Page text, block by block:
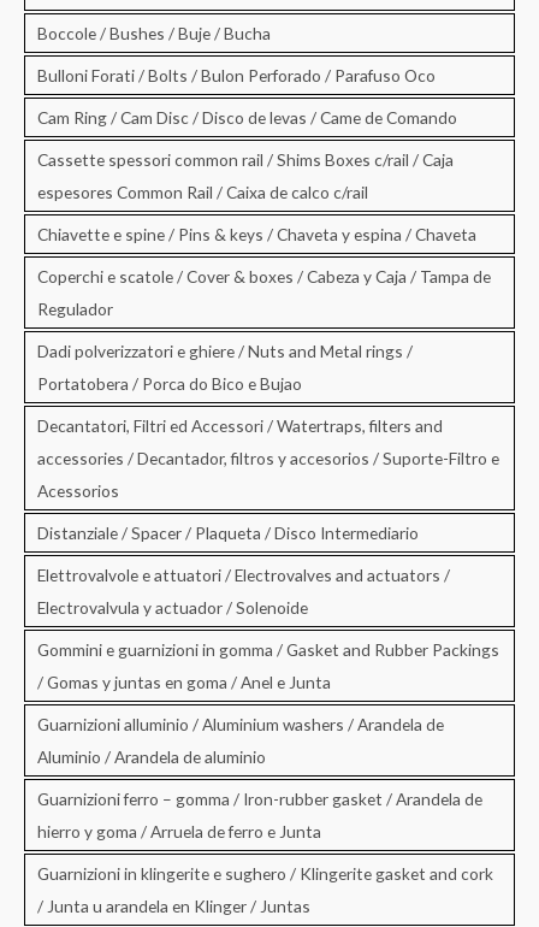
Boccole / Bushes / Buje / Bucha
Bulloni Forati / Bolts / Bulon Perforado / Parafuso Oco
Cam Ring / Cam Disc / Disco de levas / Came de Comando
Cassette spessori common rail / Shims Boxes c/rail / Caja
espesores Common Rail / Caixa de calco c/rail
Chiavette e spine / Pins & keys / Chaveta y espina / Chaveta
Coperchi e scatole / Cover & boxes / Cabeza y Caja / Tampa de
Regulador
Dadi polverizzatori e ghiere / Nuts and Metal rings /
Portatobera / Porca do Bico e Bujao
Decantatori, Filtri ed Accessori / Watertraps, filters and
accessories / Decantador, filtros y accesorios / Suporte-Filtro e
Acessorios
Distanziale / Spacer / Plaqueta / Disco Intermediario
Elettrovalvole e attuatori / Electrovalves and actuators /
Electrovalvula y actuador / Solenoide
Gommini e guarnizioni in gomma / Gasket and Rubber Packings
/ Gomas y juntas en goma / Anel e Junta
Guarnizioni alluminio / Aluminium washers / Arandela de
Aluminio / Arandela de aluminio
Guarnizioni ferro – gomma / Iron-rubber gasket / Arandela de
hierro y goma / Arruela de ferro e Junta
Guarnizioni in klingerite e sughero / Klingerite gasket and cork
/ Junta u arandela en Klinger / Juntas